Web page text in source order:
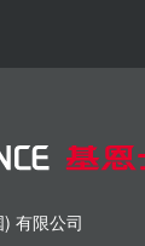
有限公司